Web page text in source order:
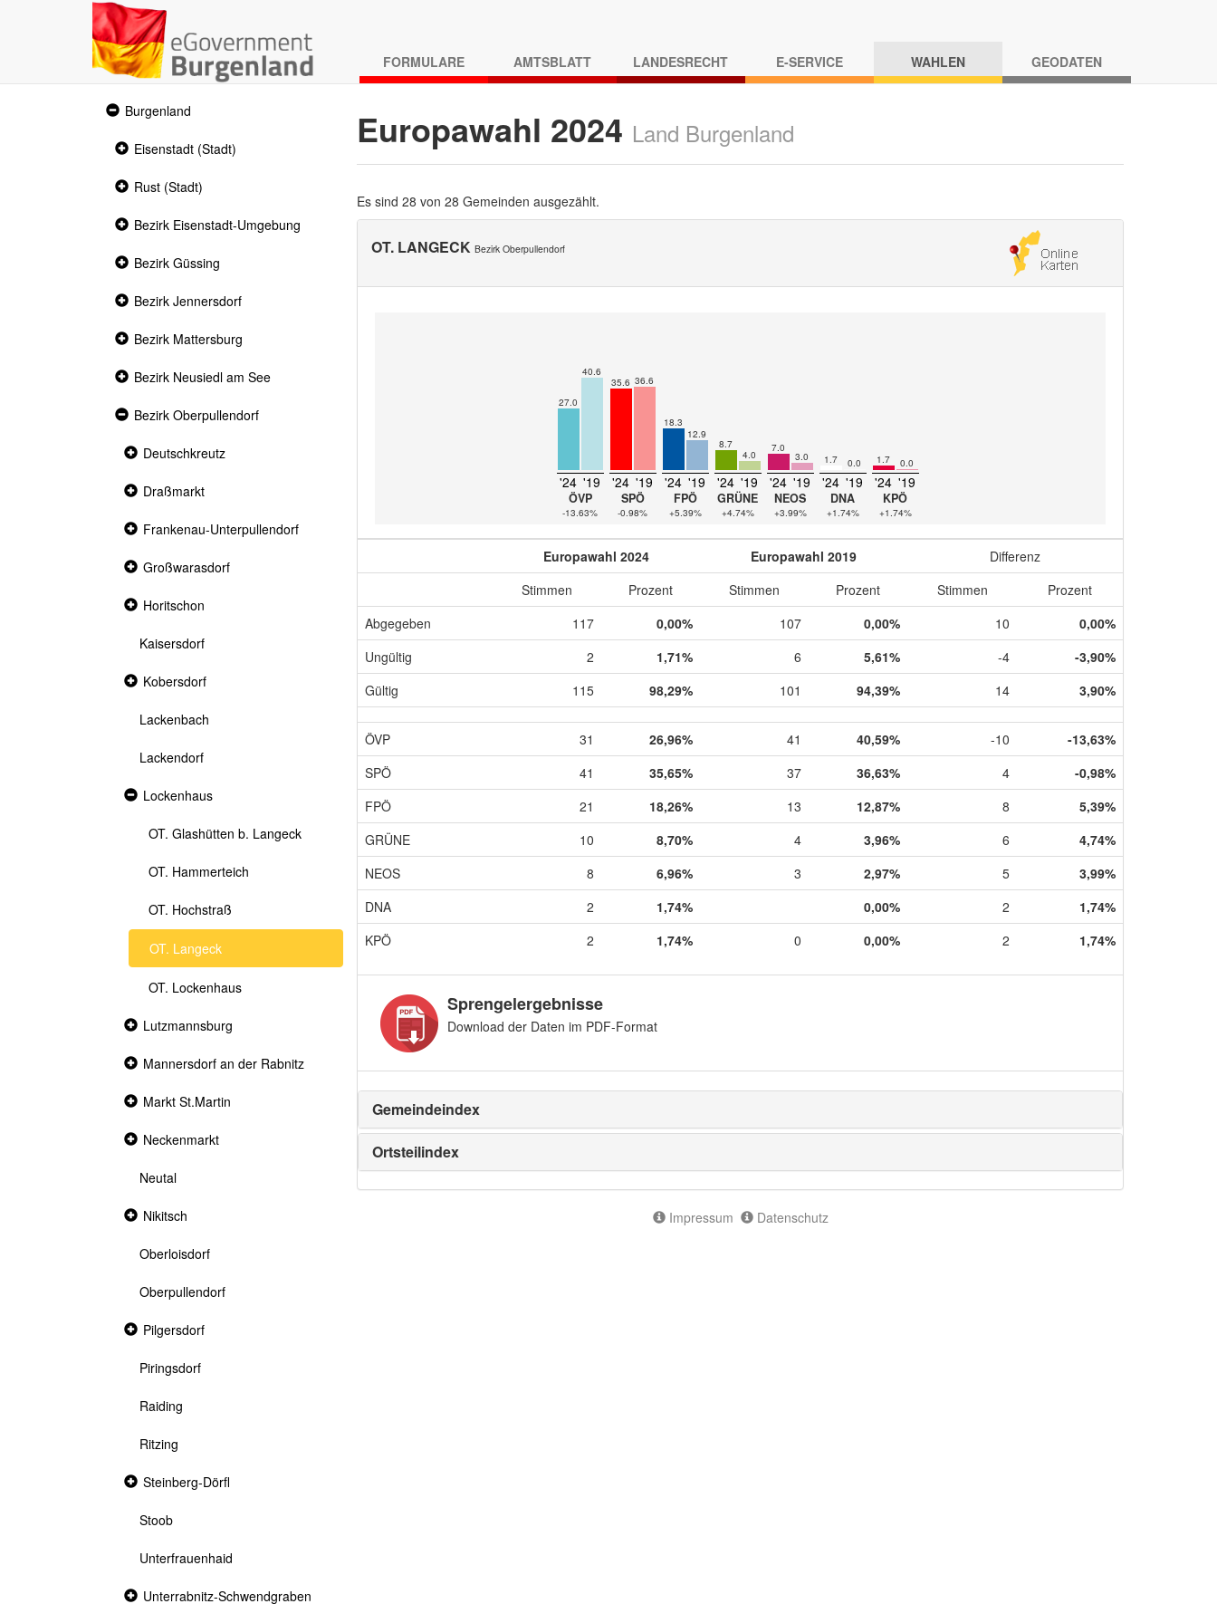
FORMULARE AMTSBLATT LANDESRECHT E-SERVICE WAHLEN GEODATEN
Expanded
section
Burgenland
Collapsed
Eisenstadt (Stadt)
Collapsed
section
Rust (Stadt)
Collapsed
Bezirk Eisenstadt-Umgebung
Collapsed
Bezirk Güssing
Collapsed
Bezirk Jennersdorf
Collapsed
Bezirk Mattersburg
Collapsed
Bezirk Neusiedl am See
Expanded
Bezirk Oberpullendorf
Collapsed
Deutschkreutz
Collapsed
Draßmarkt
Collapsed
Frankenau-Unterpullendorf
Collapsed
Großwarasdorf
Collapsed
Horitschon
Kaisersdorf
Collapsed
Kobersdorf
Lackenbach
Lackendorf
Expanded
Lockenhaus
OT. Glashütten b. Langeck
OT. Hammerteich
OT. Hochstraß
OT. Langeck
OT. Lockenhaus
Collapsed
Lutzmannsburg
Collapsed
Mannersdorf an der Rabnitz
Collapsed
Markt St.Martin
Collapsed
Neckenmarkt
Neutal
Collapsed
Nikitsch
Oberloisdorf
Oberpullendorf
Collapsed
section
Pilgersdorf
Piringsdorf
Raiding
Ritzing
Collapsed
Steinberg-Dörfl
Stoob
Unterfrauenhaid
Collapsed
Unterrabnitz-Schwendgraben
Europawahl 2024 Land Burgenland
Es sind 28 von 28 Gemeinden ausgezählt.
OT. LANGECK Bezirk Oberpullendorf
27.0
40.6
'24 '19
ÖVP
-13.63%
35.6 36.6
'24 '19
SPÖ
-0.98%
18.3
12.9
'24 '19
FPÖ
+5.39%
8.7
4.0
'24 '19
GRÜNE
+4.74%
7.0
3.0
'24 '19
NEOS
+3.99%
1.7 0.0
'24 '19
DNA
+1.74%
1.7 0.0
'24 '19
KPÖ
+1.74%
Europawahl 2024 Europawahl 2019
Differenz
Stimmen
Prozent Stimmen Prozent Stimmen
Prozent
Abgegeben
117 0,00% 107 0,00% 10
0,00%
Ungültig
2 1,71% 6 5,61% -4
-3,90%
Gültig
115 98,29% 101 94,39% 14 3,90%
ÖVP 31 26,96% 41 40,59% -10
-13,63%
SPÖ
41 35,65% 37 36,63% 4
-0,98%
FPÖ
21 18,26% 13 12,87% 8
5,39%
GRÜNE
10 8,70% 4 3,96% 6
4,74%
NEOS
8 6,96% 3 2,97% 5
3,99%
DNA
2 1,74% 0,00% 2
1,74%
KPÖ
2 1,74% 0 0,00% 2 1,74%
Sprengelergebnisse
Download der Daten im PDF-Format
Gemeindeindex
Ortsteilindex
Impressum Datenschutz